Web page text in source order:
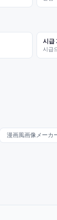
시급
시급
漫画風画像メーカ